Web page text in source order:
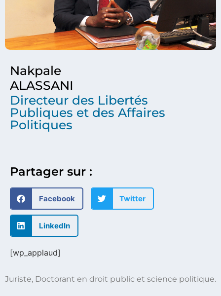
Nakpale
ALASSANI
Directeur des Libertés
Publiques et des Affaires
Politiques
Partager sur :
Facebook Twitter
LinkedIn
[wp_applaud]
Juriste, Doctorant en droit public et science politique.